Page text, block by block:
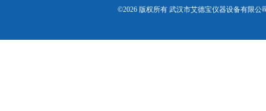
©2026 版权所有 武汉市艾德宝仪器设备有限公